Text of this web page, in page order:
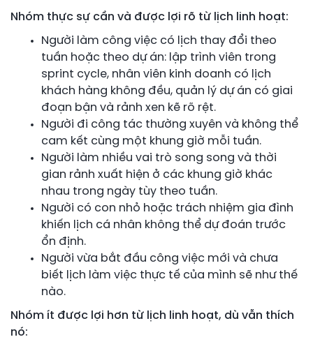
Nhóm thực sự cần và được lợi rõ từ lịch linh hoạt:
Người làm công việc có lịch thay đổi theo
tuần hoặc theo dự án: lập trình viên trong
sprint cycle, nhân viên kinh doanh có lịch
khách hàng không đều, quản lý dự án có giai
đoạn bận và rảnh xen kẽ rõ rệt.
Người đi công tác thường xuyên và không thể
cam kết cùng một khung giờ mỗi tuần.
Người làm nhiều vai trò song song và thời
gian rảnh xuất hiện ở các khung giờ khác
nhau trong ngày tùy theo tuần.
Người có con nhỏ hoặc trách nhiệm gia đình
khiến lịch cá nhân không thể dự đoán trước
ổn định.
Người vừa bắt đầu công việc mới và chưa
biết lịch làm việc thực tế của mình sẽ như thế
nào.
Nhóm ít được lợi hơn từ lịch linh hoạt, dù vẫn thích
nó: